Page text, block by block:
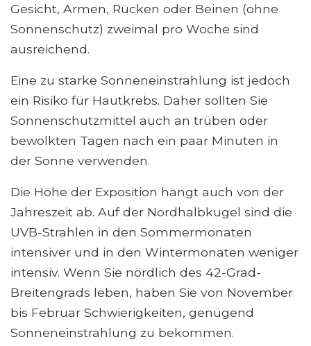
Gesicht, Armen, Rücken oder Beinen (ohne
Sonnenschutz) zweimal pro Woche sind
ausreichend.
Eine zu starke Sonneneinstrahlung ist jedoch
ein Risiko für Hautkrebs. Daher sollten Sie
Sonnenschutzmittel auch an trüben oder
bewölkten Tagen nach ein paar Minuten in
der Sonne verwenden.
Die Höhe der Exposition hängt auch von der
Jahreszeit ab. Auf der Nordhalbkugel sind die
UVB-Strahlen in den Sommermonaten
intensiver und in den Wintermonaten weniger
intensiv. Wenn Sie nördlich des 42-Grad-
Breitengrads leben, haben Sie von November
bis Februar Schwierigkeiten, genügend
Sonneneinstrahlung zu bekommen.